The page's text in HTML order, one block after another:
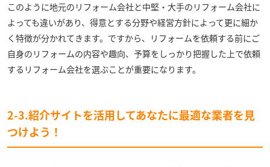
このように地元のリフォーム会社と中堅・大手のリフォーム会社に
よっても違いがあり、得意とする分野や経営方針によって更に細か
く特徴が分かれてきます。ですから、リフォームを依頼する前にご
自身のリフォームの内容や趣向、予算をしっかり把握した上で依頼
するリフォーム会社を選ぶことが重要になります。
2-3.紹介サイトを活用してあなたに最適な業者を見
つけよう！